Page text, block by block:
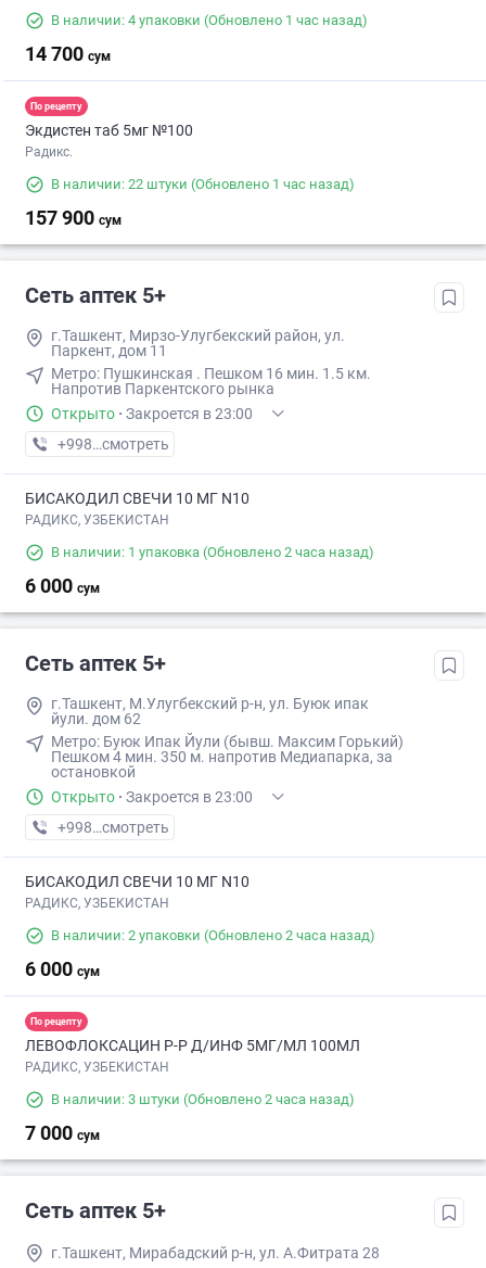
В наличии: 4 упаковки (Обновлено 1 час назад)
14 700 сум
По рецепту
Экдистен таб 5мг №100
Радикс.
В наличии: 22 штуки (Обновлено 1 час назад)
157 900 сум
Сеть аптек 5+
г.Ташкент, Мирзо-Улугбекский район, ул.
Паркент, дом 11
Метро: ​Пушкинская . Пешком​ 16 мин. ​1.5 км.
Напротив Паркентского рынка
Открыто · Закроется в 23:00
+998 (71) XXX-XX-XX
смотреть
БИСАКОДИЛ СВЕЧИ 10 МГ N10
РАДИКС, УЗБЕКИСТАН
В наличии: 1 упаковка (Обновлено 2 часа назад)
6 000 сум
Сеть аптек 5+
г.Ташкент, М.Улугбекский р-н, ул. Буюк ипак
йули. дом 62
Метро: Буюк Ипак Йули (бывш. Максим Горький)
Пешком ​4 мин. ​350 м. напротив Медиапарка, за
остановкой
Открыто · Закроется в 23:00
+998 (90) XXX-XX-XX
смотреть
БИСАКОДИЛ СВЕЧИ 10 МГ N10
РАДИКС, УЗБЕКИСТАН
В наличии: 2 упаковки (Обновлено 2 часа назад)
6 000 сум
По рецепту
ЛЕВОФЛОКСАЦИН Р-Р Д/ИНФ 5МГ/МЛ 100МЛ
РАДИКС, УЗБЕКИСТАН
В наличии: 3 штуки (Обновлено 2 часа назад)
7 000 сум
Сеть аптек 5+
г.Ташкент, Мирабадский р-н, ул. А.Фитрата 28